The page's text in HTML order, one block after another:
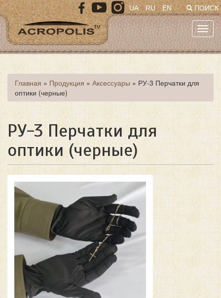
Перейти
к
основному
содержанию
ПОИСК
UA RU EN
Вы
здесь
Главная » Продукция » Аксессуары » РУ-3 Перчатки для
оптики (черные)
РУ-3 Перчатки для
оптики (черные)